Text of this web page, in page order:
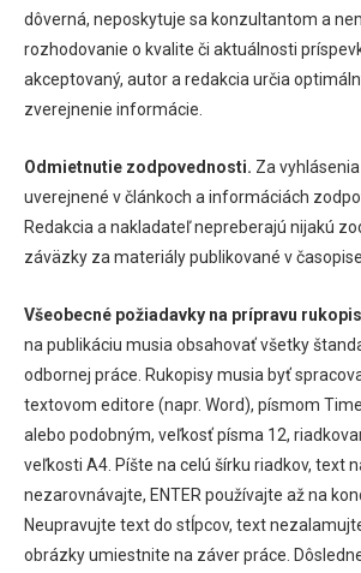
dôverná, neposkytuje sa konzultantom a
rozhodovanie o kvalite či aktuálnosti
akceptovaný, autor a redakcia určia
zverejnenie informácie.
Odmietnutie zodpovednosti. Za
uverejnené v článkoch a informáciách
Redakcia a nakladateľ nepreberajú nijakú
záväzky za materiály publikované v časopise.
Všeobecné požiadavky na prípravu
na publikáciu musia obsahovať všetky
odbornej práce. Rukopisy musia byť
textovom editore (napr. Word), písmom
alebo podobným, veľkosť písma 12,
veľkosti A4. Píšte na celú šírku riadkov, text
nezarovnávajte, ENTER používajte až na
Neupravujte text do stĺpcov, text
obrázky umiestnite na záver práce.